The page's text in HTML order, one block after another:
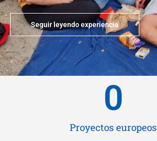
Seguir leyendo experiencia
Proyectos europeos
0